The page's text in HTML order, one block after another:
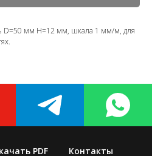
D=50 мм H=12 мм, шкала 1 мм/м, для
PDF Контакты